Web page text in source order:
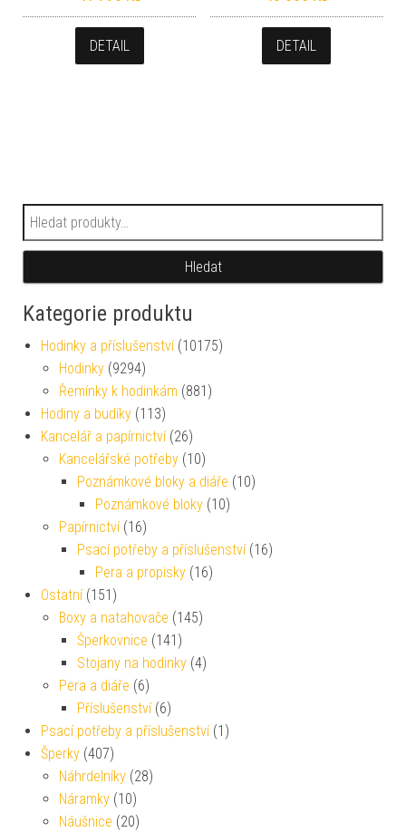
DETAIL DETAIL
Hledat:
Hledat
Kategorie produktu
Hodinky a příslušenství (10175)
Hodinky (9294)
Řemínky k hodinkám (881)
Hodiny a budíky (113)
Kancelář a papírnictví (26)
Kancelářské potřeby (10)
Poznámkové bloky a diáře (10)
Poznámkové bloky (10)
Papírnictví (16)
Psací potřeby a příslušenství (16)
Pera a propisky (16)
Ostatní (151)
Boxy a natahovače (145)
Šperkovnice (141)
Stojany na hodinky (4)
Pera a diáře (6)
Příslušenství (6)
Psací potřeby a příslušenství (1)
Šperky (407)
Náhrdelníky (28)
Náramky (10)
Náušnice (20)